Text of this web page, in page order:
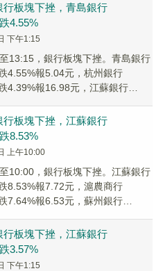
行板塊下挫，青島銀行
4.55%
下午1:15
13:15，銀行板塊下挫。青島銀行
4.55%報5.04元，杭州銀行
4.39%報16.98元，江蘇銀行
行板塊下挫，江蘇銀行
8.53%
上午10:00
10:00，銀行板塊下挫。江蘇銀行
8.53%報7.72元，滬農商行
7.64%報6.53元，蘇州銀行
行板塊下挫，江蘇銀行
3.57%
下午1:15